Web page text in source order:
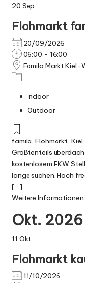
20 Sep.
Flohmarkt
20/09/2026
06:00 - 16:00
Famila Markt Kiel-
Indoor
Outdoor
famila, Flohmarkt, Kiel,
Größtenteils
kostenlosem PKW
lange suchen. Hoch
[...]
Weitere Informationen
Okt. 2026
11 Okt.
Flohmarkt
11/10/2026